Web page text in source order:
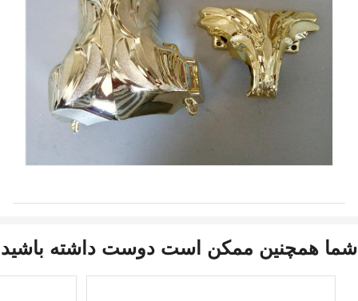
شما همچنین ممکن است دوست داشته باشید